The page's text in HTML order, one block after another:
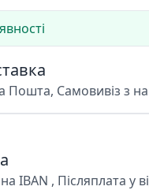
Пошта, Самовивіз з
IBAN , Післяплата у